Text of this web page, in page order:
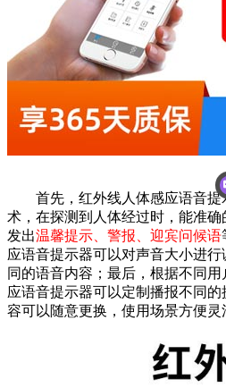
首先，红外线人体感应语音提
术，在探测到人体经过时，能准
发出温馨提示、警报、迎宾问候语
应语音提示器可以对声音大小进
同的语音内容；最后，根据不同
应语音提示器可以定制播报不同
容可以随意更换，使用场景方便灵